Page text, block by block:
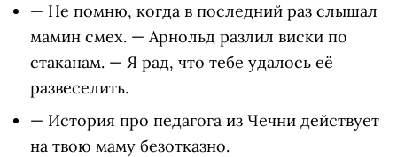
— Не помню, когда в последний раз слышал
мамин смех. — Арнольд разлил виски по
стаканам. — Я рад, что тебе удалось её
развеселить.
— История про педагога из Чечни действует
на твою маму безотказно.